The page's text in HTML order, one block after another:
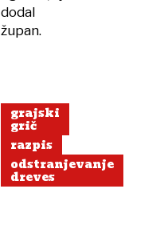
dodal
župan.
grajski
grič
razpis
odstranjevanje
dreves